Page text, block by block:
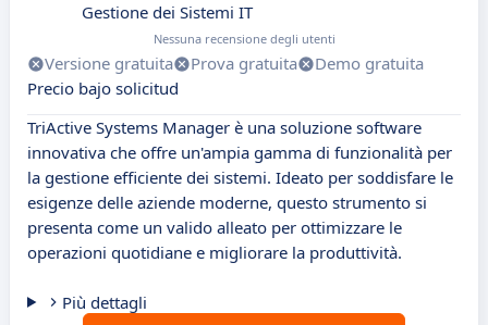
Gestione dei Sistemi IT
Nessuna recensione degli utenti
Versione gratuita Prova gratuita
Demo gratuita
Precio bajo solicitud
TriActive Systems Manager è una soluzione software
innovativa che offre un'ampia gamma di funzionalità per
la gestione efficiente dei sistemi. Ideato per soddisfare le
esigenze delle aziende moderne, questo strumento si
presenta come un valido alleato per ottimizzare le
operazioni quotidiane e migliorare la produttività.
Più dettagli